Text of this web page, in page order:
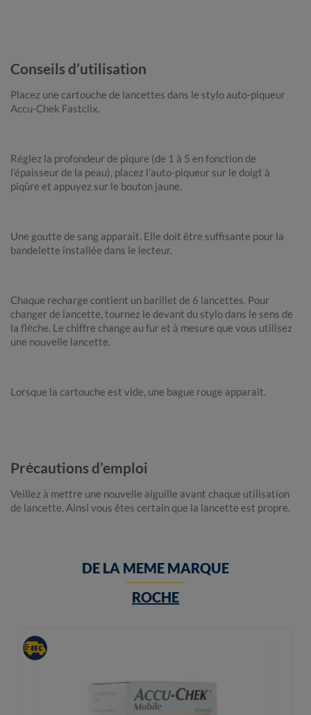
Conseils d’utilisation
Placez une cartouche de lancettes dans le stylo auto-piqueur
Accu-Chek Fastclix.
Réglez la profondeur de piqure (de 1 à 5 en fonction de
l’épaisseur de la peau), placez l’auto-piqueur sur le doigt à
piqûre et appuyez sur le bouton jaune.
Une goutte de sang apparait. Elle doit être suffisante pour la
bandelette installée dans le lecteur.
Chaque recharge contient un barillet de 6 lancettes. Pour
changer de lancette, tournez le devant du stylo dans le sens de
la flèche. Le chiffre change au fur et à mesure que vous utilisez
une nouvelle lancette.
Lorsque la cartouche est vide, une bague rouge apparait.
Précautions d’emploi
Veillez à mettre une nouvelle aiguille avant chaque utilisation
de lancette. Ainsi vous êtes certain que la lancette est propre.
DE LA MEME MARQUE
ROCHE